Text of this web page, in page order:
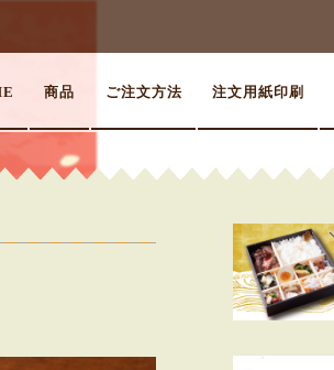
商品 ご注文方法 注文用紙印刷